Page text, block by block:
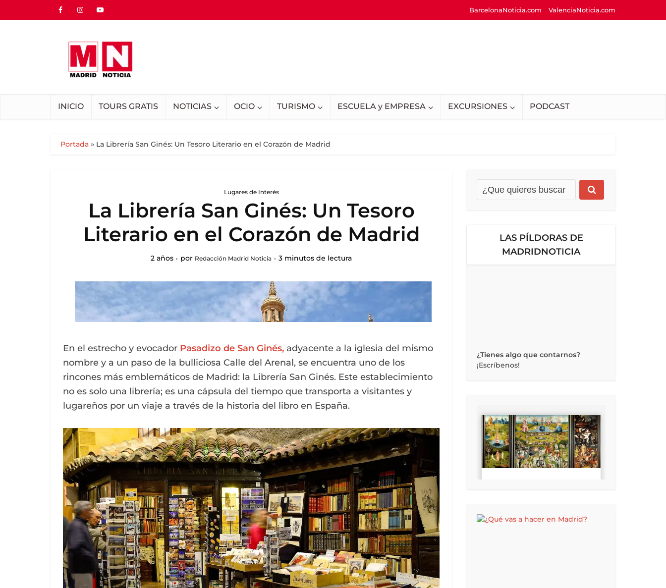
BarcelonaNoticia.com ValenciaNoticia.com
INICIO TOURS GRATIS NOTICIAS OCIO TURISMO ESCUELA y EMPRESA EXCURSIONES PODCAST
Portada » La Librería San Ginés: Un Tesoro Literario en el Corazón de Madrid
Lugares de Interés
La Librería San Ginés: Un Tesoro
Literario en el Corazón de Madrid
2 años por Redacción Madrid Noticia 3 minutos de lectura
En el estrecho y evocador Pasadizo de San Ginés, adyacente a la iglesia del mismo
nombre y a un paso de la bulliciosa Calle del Arenal, se encuentra uno de los
rincones más emblemáticos de Madrid: la Librería San Ginés. Este establecimiento
no es solo una librería; es una cápsula del tiempo que transporta a visitantes y
lugareños por un viaje a través de la historia del libro en España.
LAS PÍLDORAS DE
MADRIDNOTICIA
¿Tienes algo que contarnos?
¡Escríbenos!